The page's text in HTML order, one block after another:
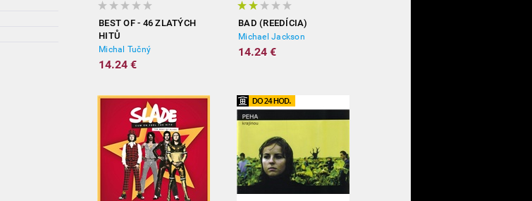
BEST OF - 46 ZLATÝCH
HITŮ
Michal Tučný
14.24 €
BAD (REEDÍCIA)
Michael Jackson
14.24 €